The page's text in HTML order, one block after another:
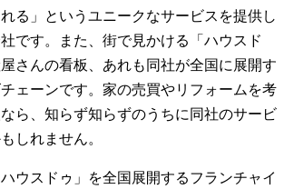
る」というユニークなサービスを提供し
です。また、街で見かける「ハウスド
さんの看板、あれも同社が全国に展開す
ェーンです。家の売買やリフォームを考
ら、知らず知らずのうちに同社のサービ
しれません。
ウスドゥ」を全国展開するフランチャイ